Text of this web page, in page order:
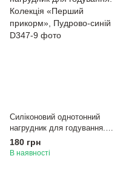
Силіконовий однотонний
нагрудник для годування.
Колекція «Перший прикорм»,
Пудрово-синій
180 грн
В наявності